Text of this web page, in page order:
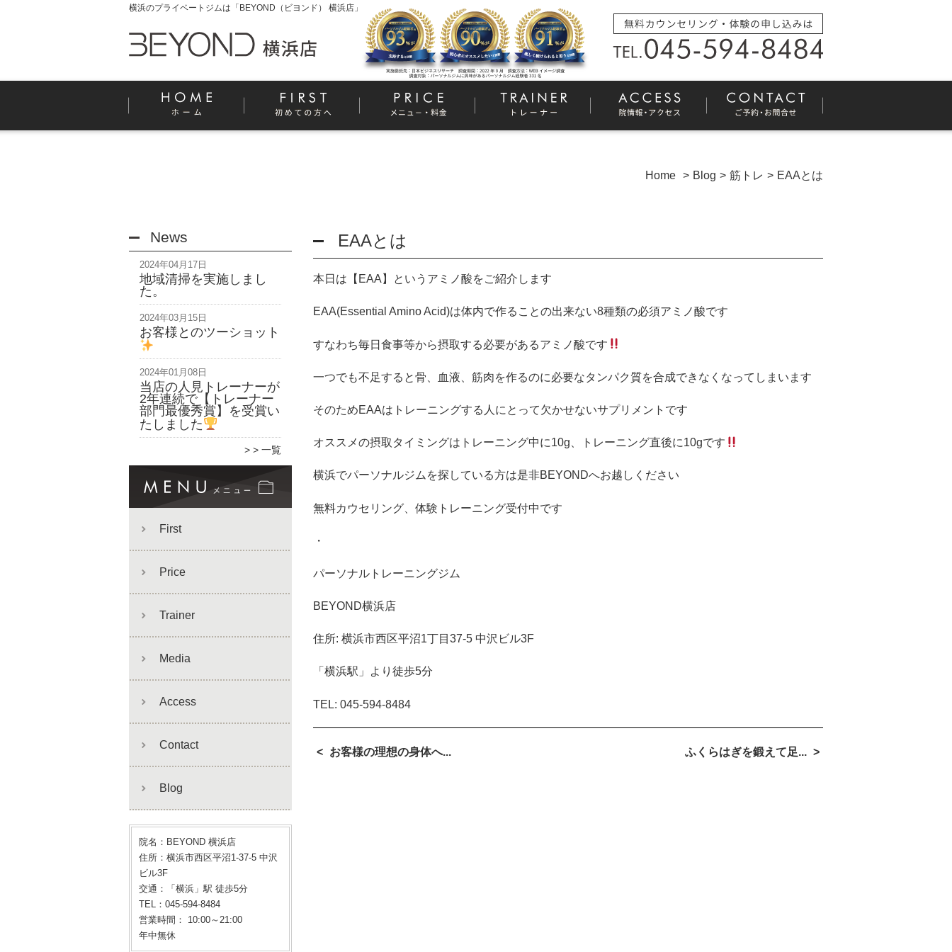
横浜のプライベートジムは「BEYOND（ビヨンド） 横浜店」
Home Blog 筋トレ EAAとは
News
2024年04月17日
地域清掃を実施しまし
た。
2024年03月15日
お客様とのツーショット
2024年01月08日
当店の人見トレーナーが
2年連続で【トレーナー
部門最優秀賞】を受賞い
たしました
> 一覧
First
Price
Trainer
Media
Access
Contact
Blog
院名：BEYOND 横浜店
住所：横浜市西区平沼1-37-5 中沢
ビル3F
交通：「横浜」駅 徒歩5分
TEL：045-594-8484
営業時間： 10:00～21:00
年中無休
EAAとは
本日は【 EAA 】というアミノ酸をご紹介します
EAA(Essential Amino Acid)は体内で作ることの出来ない8種類の必須アミノ酸です
すなわち毎日食事等から摂取する必要があるアミノ酸です
一つでも不足すると骨、血液、筋肉を作るのに必要なタンパク質を合成できなくなってしまいます
そのためEAAはトレーニングする人にとって欠かせないサプリメントです
オススメの摂取タイミングはトレーニング中に10g 、トレーニング直後に10gです
横浜でパーソナルジムを探している方は是非BEYONDへお越しください
無料カウセリング、体験トレーニング受付中です
・
パーソナルトレーニングジム
BEYOND横浜店
住所: 横浜市西区平沼1丁目 37-5 中沢ビル3F
「横浜駅」より徒歩5分
TEL: 045-594-8484
お客様の理想の身体へ... ふくらはぎを鍛えて足...